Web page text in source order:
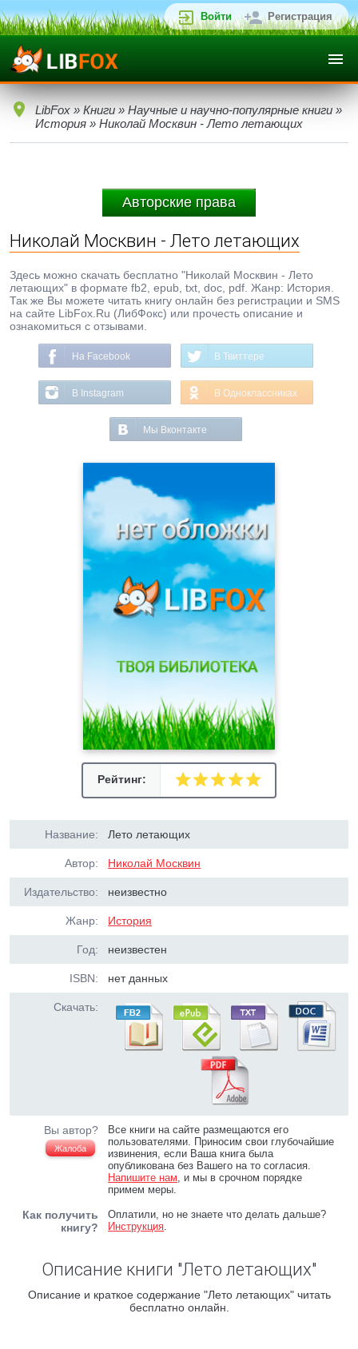
Войти Регистрация
LibFox » Книги » Научные и научно-популярные книги »
История » Николай Москвин - Лето летающих
Авторские права
Николай Москвин - Лето летающих
Здесь можно скачать бесплатно "Николай Москвин - Лето
летающих" в формате fb2, epub, txt, doc, pdf. Жанр: История.
Так же Вы можете читать книгу онлайн без регистрации и SMS
на сайте LibFox.Ru (ЛибФокс) или прочесть описание и
ознакомиться с отзывами.
На Facebook В Твиттере
В Instagram В Одноклассниках
Мы Вконтакте
Рейтинг:
Название: Лето летающих
Автор: Николай Москвин
Издательство: неизвестно
Жанр: История
Год: неизвестен
ISBN: нет данных
Скачать:
Вы автор?
Жалоба
Все книги на сайте размещаются его
пользователями. Приносим свои глубочайшие
извинения, если Ваша книга была
опубликована без Вашего на то согласия.
Напишите нам, и мы в срочном порядке
примем меры.
Как получить
книгу?
Оплатили, но не знаете что делать дальше?
Инструкция.
Описание книги "Лето летающих"
Описание и краткое содержание "Лето летающих" читать
бесплатно онлайн.